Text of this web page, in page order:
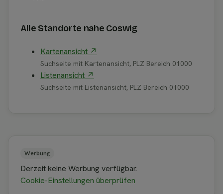
Alle Standorte nahe Coswig
Kartenansicht ↗
Suchseite mit Kartenansicht, PLZ Bereich 01000
Listenansicht ↗
Suchseite mit Listenansicht, PLZ Bereich 01000
Werbung
Derzeit keine Werbung verfügbar.
Cookie-Einstellungen überprüfen